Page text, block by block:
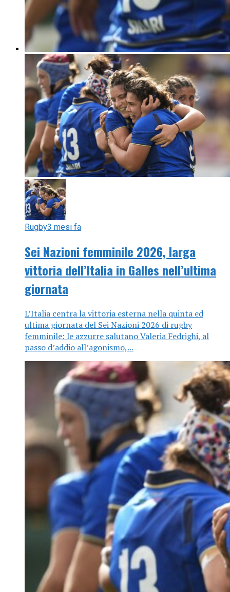
Rugby3 mesi fa
Sei Nazioni femminile 2026, larga
vittoria dell’Italia in Galles nell’ultima
giornata
L’Italia centra la vittoria esterna nella quinta ed
ultima giornata del Sei Nazioni 2026 di rugby
femminile: le azzurre salutano Valeria Fedrighi, al
passo d’addio all’agonismo,...